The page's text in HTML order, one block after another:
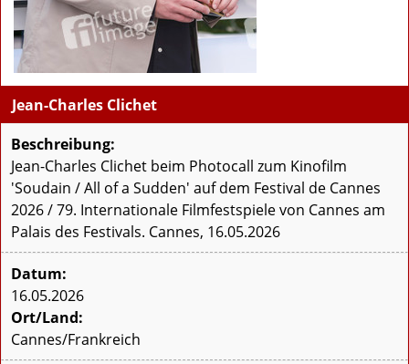
Jean-Charles Clichet
Beschreibung:
Jean-Charles Clichet beim Photocall zum Kinofilm
'Soudain / All of a Sudden' auf dem Festival de Cannes
2026 / 79. Internationale Filmfestspiele von Cannes am
Palais des Festivals. Cannes, 16.05.2026
Datum:
16.05.2026
Ort/Land:
Cannes/Frankreich